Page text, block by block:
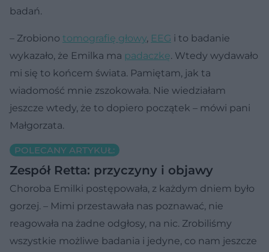
badań.
– Zrobiono tomografię głowy, EEG i to badanie
wykazało, że Emilka ma padaczkę. Wtedy wydawało
mi się to końcem świata. Pamiętam, jak ta
wiadomość mnie zszokowała. Nie wiedziałam
jeszcze wtedy, że to dopiero początek – mówi pani
Małgorzata.
POLECANY ARTYKUŁ:
Zespół Retta: przyczyny i objawy
Choroba Emilki postępowała, z każdym dniem było
gorzej. – Mimi przestawała nas poznawać, nie
reagowała na żadne odgłosy, na nic. Zrobiliśmy
wszystkie możliwe badania i jedyne, co nam jeszcze